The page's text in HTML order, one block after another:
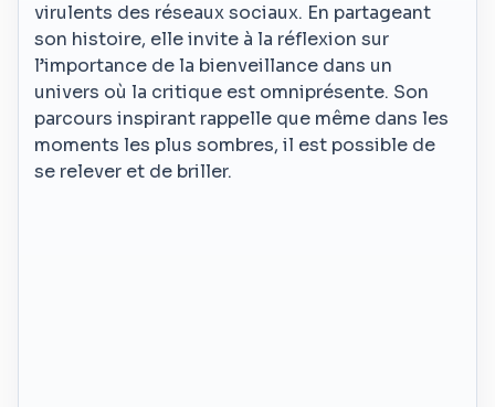
virulents des réseaux sociaux. En partageant
son histoire, elle invite à la réflexion sur
l’importance de la bienveillance dans un
univers où la critique est omniprésente. Son
parcours inspirant rappelle que même dans les
moments les plus sombres, il est possible de
se relever et de briller.